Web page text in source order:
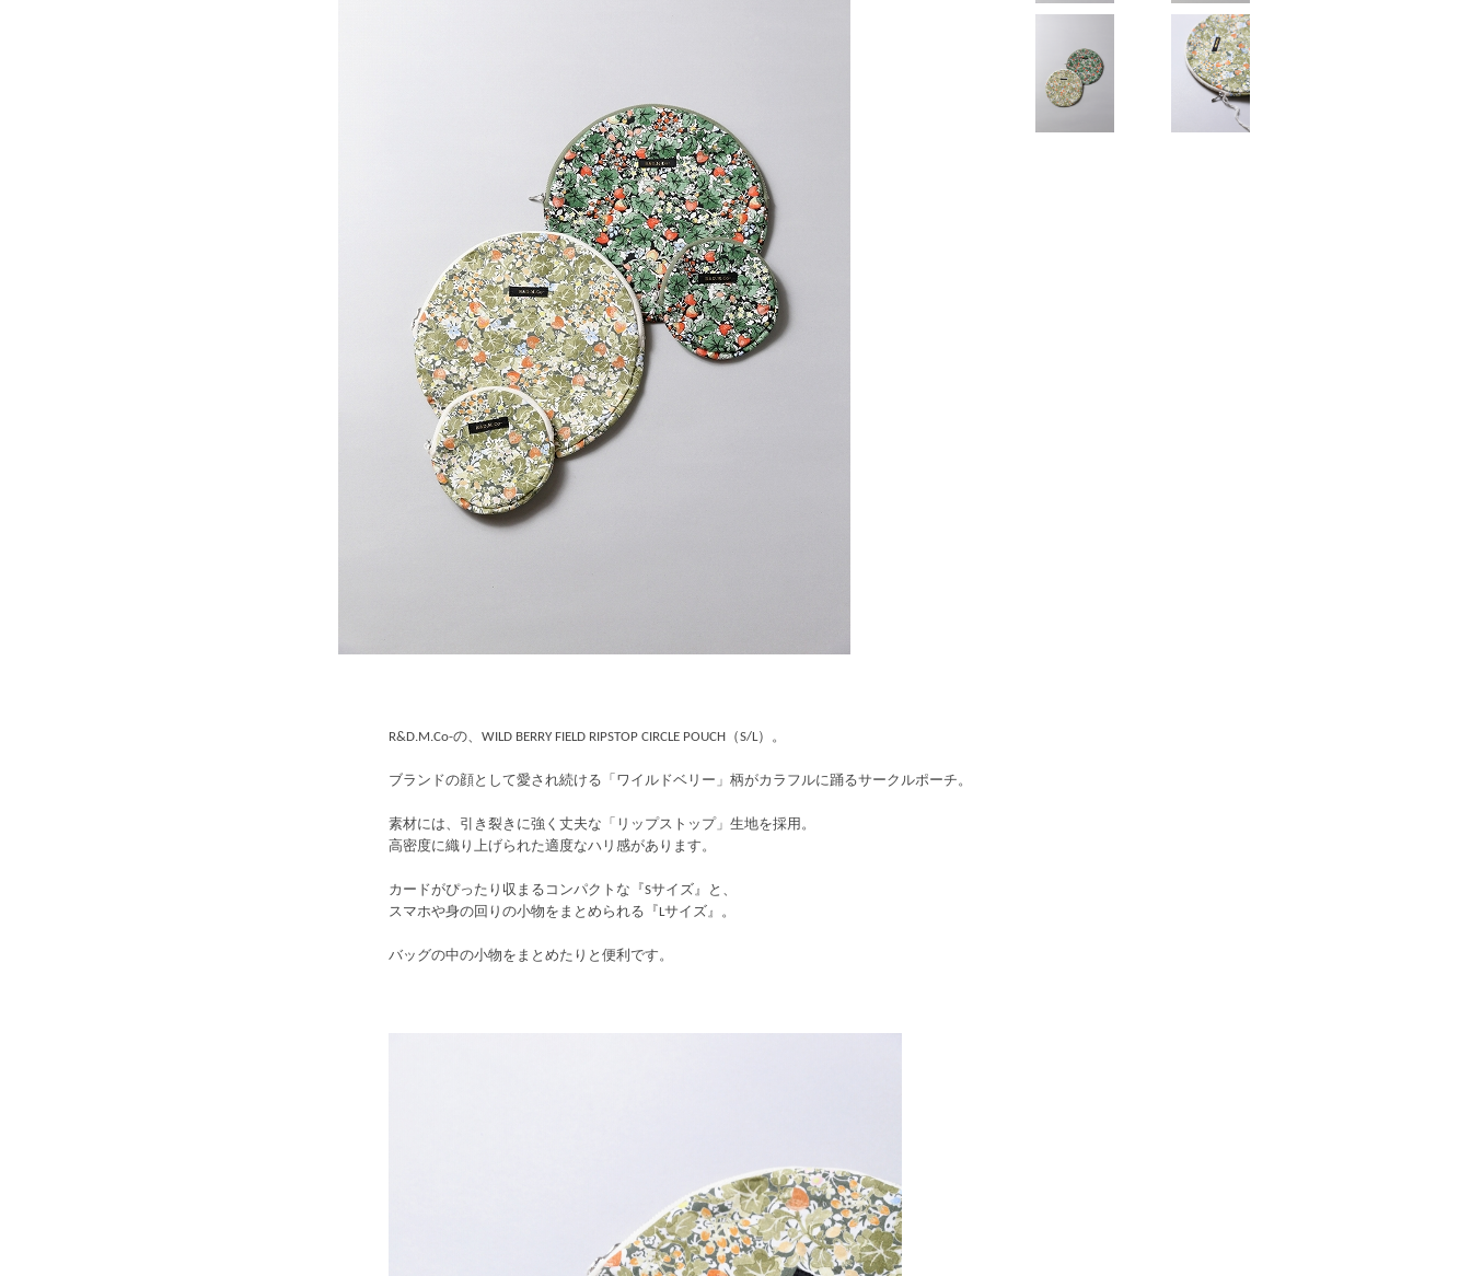
R&D.M.Co-の、WILD BERRY FIELD RIPSTOP CIRCLE POUCH（S/L）。
ブランドの顔として愛され続ける「ワイルドベリー」柄がカラフルに踊るサークルポーチ。
素材には、引き裂きに強く丈夫な「リップストップ」生地を採用。
高密度に織り上げられた適度なハリ感があります。
カードがぴったり収まるコンパクトな『Sサイズ』と、
スマホや身の回りの小物をまとめられる『Lサイズ』。
バッグの中の小物をまとめたりと便利です。